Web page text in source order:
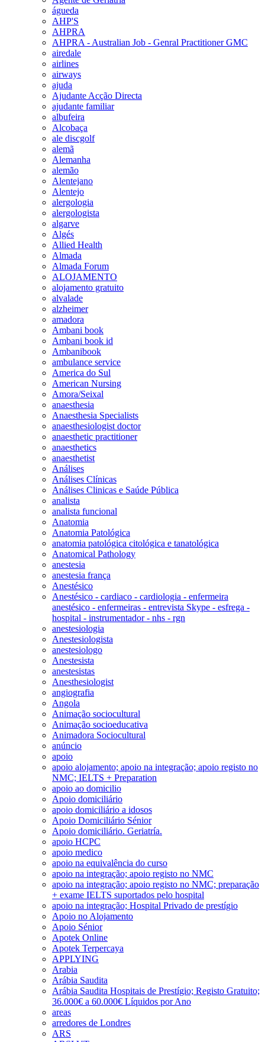
águeda
AHP'S
AHPRA
AHPRA - Australian Job - Genral Practitioner GMC
airedale
airlines
airways
ajuda
Ajudante Acção Directa
ajudante familiar
albufeira
Alcobaça
ale discgolf
alemã
Alemanha
alemão
Alentejano
Alentejo
alergologia
alergologista
algarve
Algés
Allied Health
Almada
Almada Forum
ALOJAMENTO
alojamento gratuito
alvalade
alzheimer
amadora
Ambani book
Ambani book id
Ambanibook
ambulance service
America do Sul
American Nursing
Amora/Seixal
anaesthesia
Anaesthesia Specialists
anaesthesiologist doctor
anaesthetic practitioner
anaesthetics
anaesthetist
Análises
Análises Clínicas
Análises Clinicas e Saúde Pública
analista
analista funcional
Anatomia
Anatomia Patológica
anatomia patológica citológica e tanatológica
Anatomical Pathology
anestesia
anestesia frança
Anestésico
Anestésico - cardiaco - cardiologia - enfermeira
anestésico - enfermeiras - entrevista Skype - esfrega -
hospital - instrumentador - nhs - rgn
anestesiologia
Anestesiologista
anestesiologo
Anestesista
anestesistas
Anesthesiologist
angiografia
Angola
Animação sociocultural
Animação socioeducativa
Animadora Sociocultural
anúncio
apoio
apoio alojamento; apoio na integração; apoio registo no
NMC; IELTS + Preparation
apoio ao domicilio
Apoio domiciliário
apoio domiciliário a idosos
Apoio Domiciliário Sénior
Apoio domiciliário. Geriatría.
apoio HCPC
apoio medico
apoio na equivalência do curso
apoio na integração; apoio registo no NMC
apoio na integração; apoio registo no NMC; preparação
+ exame IELTS suportados pelo hospital
apoio na integração; Hospital Privado de prestígio
Apoio no Alojamento
Apoio Sénior
Apotek Online
Apotek Terpercaya
APPLYING
Arabia
Arábia Saudita
Arábia Saudita Hospitais de Prestígio; Registo Gratuito;
36.000€ a 60.000€ Líquidos por Ano
areas
arredores de Londres
ARS